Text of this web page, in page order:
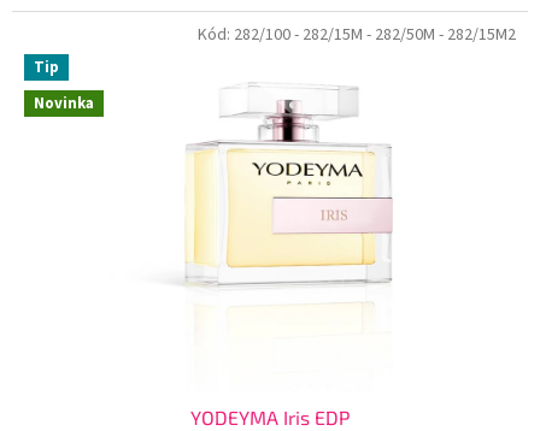
Novinka
Tip
YODEYMA Iris EDP
Kód: 282/100- 282/15M - 282/50M - 282/15M2